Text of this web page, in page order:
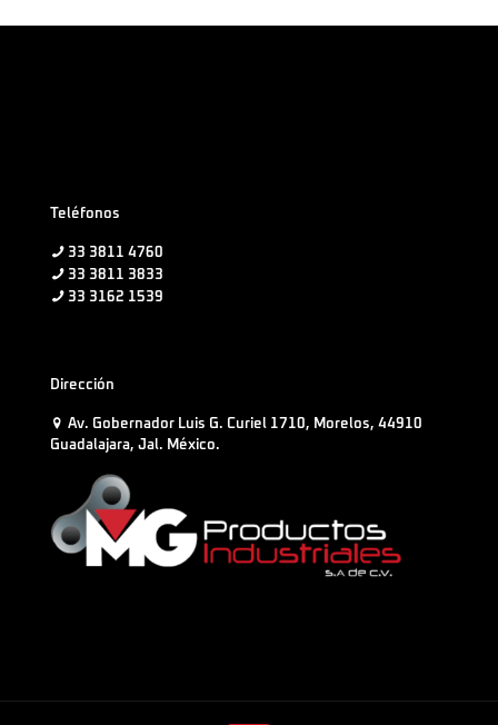
Teléfonos
33 3811 4760
33 3811 3833
33 3162 1539
Dirección
Av. Gobernador Luis G. Curiel 1710, Morelos, 44910
Guadalajara, Jal. México.